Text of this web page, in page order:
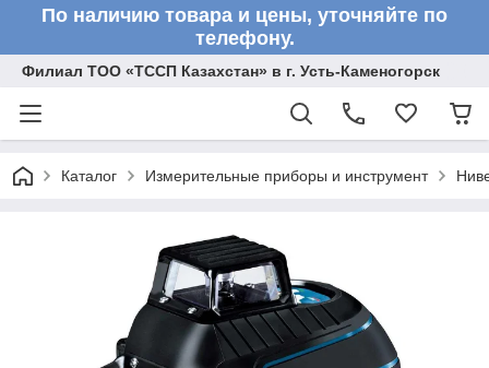
По наличию товара и цены, уточняйте по
телефону.
Филиал ТОО «ТССП Казахстан» в г. Усть-Каменогорск
Каталог Измерительные приборы и инструмент